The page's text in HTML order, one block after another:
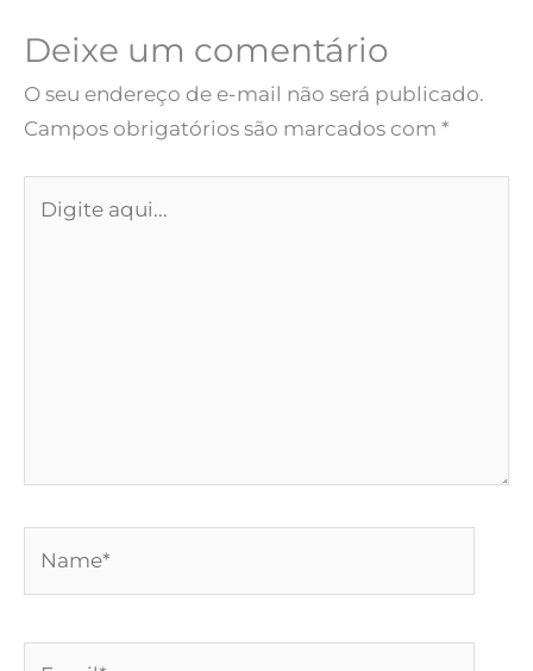
Deixe um comentário
O seu endereço de e-mail não será publicado.
Campos obrigatórios são marcados com *
aqui...